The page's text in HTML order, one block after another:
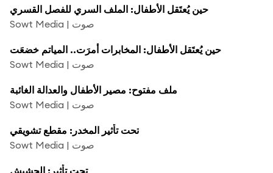
حين يُعتَقل الأطفال: الملف السري للفصل القسري
Sowt Media | صوت
حين يُعتَقل الأطفال: المخابرات أمرَت.. المياتم خضعَت
Sowt Media | صوت
ملف مفتوح: مصير الأطفال والعدالة الغائبة
Sowt Media | صوت
تحت تأثير المخدر: مقطع تشويقي
Sowt Media | صوت
تحت تأثير: الحشيش